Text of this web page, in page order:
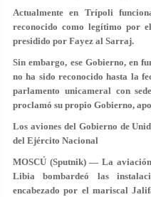
Actualmente en Trípoli
reconocido como legítimo por
presidido por Fayez al Sarraj.
Sin embargo, ese Gobierno, en
no ha sido reconocido hasta la
parlamento unicameral con
proclamó su propio Gobierno,
Los aviones del Gobierno de
del Ejército Nacional
MOSCÚ (Sputnik) — La
Libia bombardeó las
encabezado por el mariscal